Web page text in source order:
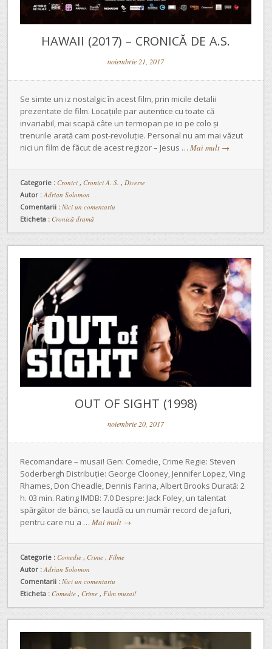
HAWAII (2017) – CRONICĂ DE A.S.
noiembrie 21, 2017
Se simte un iz nostalgic în acest film, prin micile detalii
prezentate de film. Locațiile par autentice cu toate că
invariabil, mai scapă câte un termopan pe ici pe colo și
trenurile arată cam post-revoluție. Personal nu am mai văzut
nici un film de făcut de acest regizor – Jesus … Mai mult →
Categorie : Cronici , Cronici A. S. , Diverse
Autor : Adrian Solomon
Comentarii : Nici un comentariu
Eticheta : Cronică dramă
OUT OF SIGHT (1998)
noiembrie 20, 2017
Recomandare – musai! Gen: Comedie, Crime Regie: Steven
Soderbergh Distribuție: George Clooney, Jennifer Lopez, Ving
Rhames, Don Cheadle, Dennis Farina, Albert Brooks Durată: 2
h. 03 min. Rating IMDB: 7.0 Despre: Jack Foley, un talentat
spărgător de bănci, se laudă cu un număr record de jafuri,
pentru care nu a … Mai mult →
Categorie : Comedie , Crime , Filme
Autor : Adrian Solomon
Comentarii : Nici un comentariu
Eticheta : Comedie , Crime , Film musai!